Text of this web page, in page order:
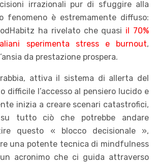
irrazionali pur di sfuggire alla
fenomeno è estremamente diffuso:
ha rivelato che quasi il 70%
sperimenta stress e burnout,
da prestazione prospera.
rabbia, attiva il sistema di allerta del
difficile l’accesso al pensiero lucido e
inizia a creare scenari catastrofici,
su tutto ciò che potrebbe andare
questo « blocco decisionale »,
una potente tecnica di mindfulness
acronimo che ci guida attraverso